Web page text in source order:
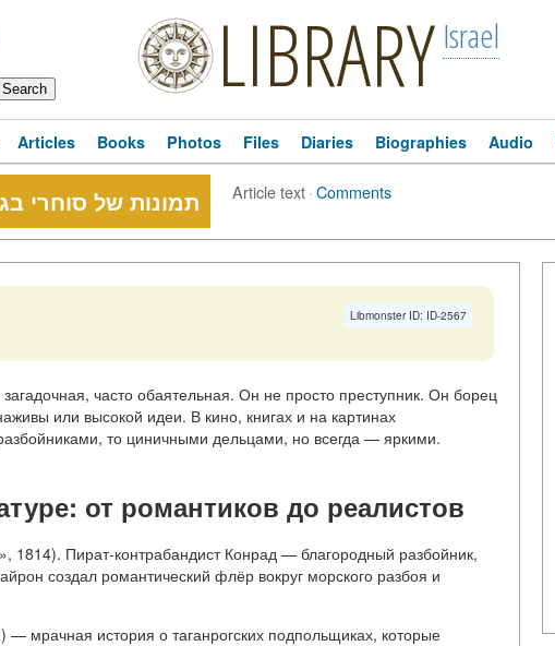
LIBRARY Israel
Articles Books Photos Files Diaries Biographies Audio
תמונות של סוחרי Article text·Comments
Libmonster ID: ID-2567
часто обаятельная. Он не просто преступник. Он борец
или высокой идеи. В кино, книгах и на картинах
то циничными дельцами, но всегда — яркими.
от романтиков до реалистов
Пират-контрабандист Конрад — благородный разбойник,
создал романтический флёр вокруг морского разбоя и
мрачная история о таганрогских подпольщиках, которые